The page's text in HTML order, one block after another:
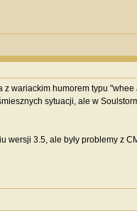
wariackim humorem typu
sytuacji, ale w
wersji 3.5, ale były problemy z